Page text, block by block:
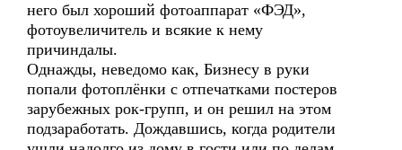
него был хороший фотоаппарат «ФЭД»,
фотоувеличитель и всякие к нему
причиндалы.
Однажды, неведомо как, Бизнесу в руки
попали фотоплёнки с отпечатками постеров
зарубежных рок-групп, и он решил на этом
подзаработать. Дождавшись, когда родители